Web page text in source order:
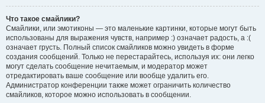
Что такое смайлики?
Смайлики, или эмотиконы — это маленькие картинки, которые могут быть
использованы для выражения чувств, например :) означает радость, а :(
означает грусть. Полный список смайликов можно увидеть в форме
создания сообщений. Только не перестарайтесь, используя их: они легко
могут сделать сообщение нечитаемым, и модератор может
отредактировать ваше сообщение или вообще удалить его.
Администратор конференции также может ограничить количество
смайликов, которое можно использовать в сообщении.